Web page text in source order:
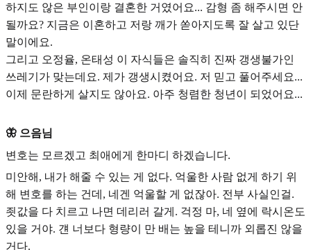
하지도 않은 부인이랑 결혼한 거였어요... 감형 좀 해주시면 안
될까요? 지금은 이혼하고 저랑 깨가 쏟아지도록 잘 살고 있단
말이에요.
그리고 오정율, 온태성 이 자식들은 솔직히 진짜 갱생불가인
쓰레기가 맞는데요. 제가 갱생시켰어요. 저 믿고 풀어주세요...
이제 문란하게 살지도 않아요. 아주 청렴한 청년이 되었어요...
🦋 으음님
변호는 모르겠고 최애에게 한마디 하겠습니다.
미안해, 내가 해줄 수 있는 게 없다. 억울한 사람 없게 하기 위
해 변호를 하는 건데, 네겐 억울할 게 없잖아. 전부 사실인걸.
죗값을 다 치르고 나면 데리러 갈게. 걱정 마, 네 옆에 락시온도
있을 거야. 걘 너보다 형량이 만 배는 높을 테니까 외롭진 않을
거다.